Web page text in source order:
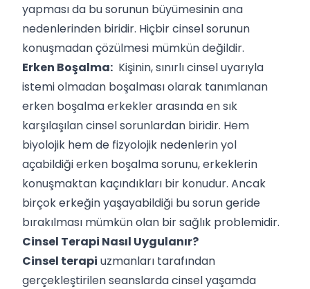
yapması da bu sorunun büyümesinin ana
nedenlerinden biridir. Hiçbir cinsel sorunun
konuşmadan çözülmesi mümkün değildir.
Erken Boşalma: Kişinin, sınırlı cinsel uyarıyla
istemi olmadan boşalması olarak tanımlanan
erken boşalma erkekler arasında en sık
karşılaşılan cinsel sorunlardan biridir. Hem
biyolojik hem de fizyolojik nedenlerin yol
açabildiği erken boşalma sorunu, erkeklerin
konuşmaktan kaçındıkları bir konudur. Ancak
birçok erkeğin yaşayabildiği bu sorun geride
bırakılması mümkün olan bir sağlık problemidir.
Cinsel Terapi Nasıl Uygulanır?
Cinsel terapi uzmanları tarafından
gerçekleştirilen seanslarda cinsel yaşamda